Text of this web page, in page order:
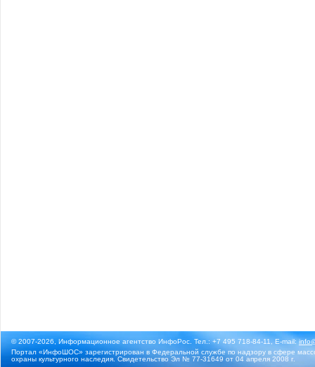
© 2007-2026, Информационное агентство ИнфоРос. Тел.: +7 495 718-84-11, E-mail:
Портал «ИнфоШОС» зарегистрирован в Федеральной службе по надзору в сфере
охраны культурного наследия. Свидетельство Эл № 77-31649 от 04 апреля 2008 г.